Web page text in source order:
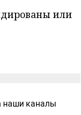
или
наши каналы